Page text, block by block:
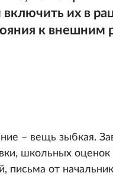
их в
к
– вещь зыбкая.
школьных оценок
письма от